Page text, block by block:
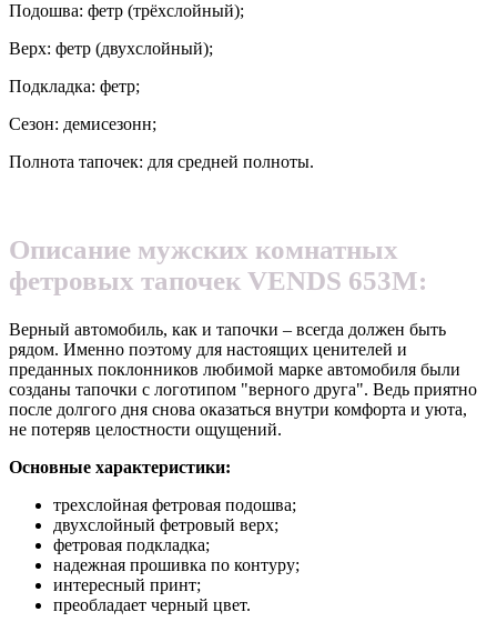
Подошва: фетр (трёхслойный);
Верх: фетр (двухслойный);
Подкладка: фетр;
Сезон: демисезонн;
Полнота тапочек: для средней полноты.
Описание мужских комнатных
фетровых тапочек VENDS 653M:
Верный автомобиль, как и тапочки – всегда должен быть
рядом. Именно поэтому для настоящих ценителей и
преданных поклонников любимой марке автомобиля были
созданы тапочки с логотипом "верного друга". Ведь приятно
после долгого дня снова оказаться внутри комфорта и уюта,
не потеряв целостности ощущений.
Основные характеристики:
трехслойная фетровая подошва;
двухслойный фетровый верх;
фетровая подкладка;
надежная прошивка по контуру;
интересный принт;
преобладает черный цвет.